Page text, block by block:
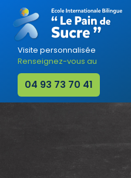
Aller
contenu
Visite personnalisée
Renseignez-vous au
04 93 73 70 41